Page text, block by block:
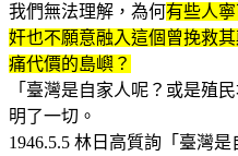
我們無法理解，為何有些人
奸也不願意融入這個曾挽救
痛代價的島嶼？
「臺灣是自家人呢？或是殖
明了一切。
1946.5.5 林日高質詢「臺灣